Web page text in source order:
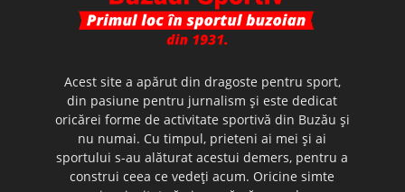
Acest site a apărut din dragoste pentru sport,
din pasiune pentru jurnalism şi este dedicat
oricărei forme de activitate sportivă din Buzău şi
nu numai. Cu timpul, prieteni ai mei şi ai
sportului s-au alăturat acestui demers, pentru a
construi ceea ce vedeţi acum. Oricine simte